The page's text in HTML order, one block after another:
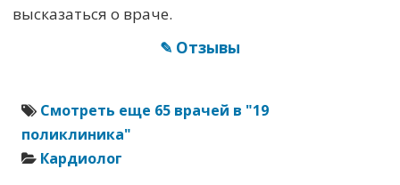
высказаться о враче.
✎ Отзывы
Смотреть еще 65 врачей в "19
поликлиника"
Кардиолог